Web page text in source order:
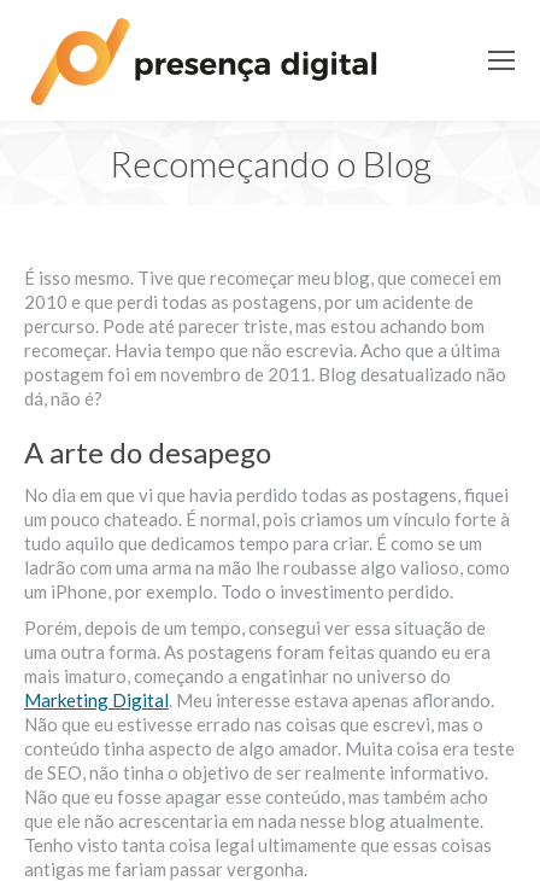
Recomeçando o Blog
Você está aqui:
É isso mesmo. Tive que recomeçar meu blog, que comecei em
2010 e que perdi todas as postagens, por um acidente de
percurso. Pode até parecer triste, mas estou achando bom
recomeçar. Havia tempo que não escrevia. Acho que a última
postagem foi em novembro de 2011. Blog desatualizado não
dá, não é?
A arte do desapego
No dia em que vi que havia perdido todas as postagens, fiquei
um pouco chateado. É normal, pois criamos um vínculo forte à
tudo aquilo que dedicamos tempo para criar. É como se um
ladrão com uma arma na mão lhe roubasse algo valioso, como
um iPhone, por exemplo. Todo o investimento perdido.
Porém, depois de um tempo, consegui ver essa situação de
uma outra forma. As postagens foram feitas quando eu era
mais imaturo, começando a engatinhar no universo do
Marketing Digital. Meu interesse estava apenas aflorando.
Não que eu estivesse errado nas coisas que escrevi, mas o
conteúdo tinha aspecto de algo amador. Muita coisa era teste
de SEO, não tinha o objetivo de ser realmente informativo.
Não que eu fosse apagar esse conteúdo, mas também acho
que ele não acrescentaria em nada nesse blog atualmente.
Tenho visto tanta coisa legal ultimamente que essas coisas
antigas me fariam passar vergonha.